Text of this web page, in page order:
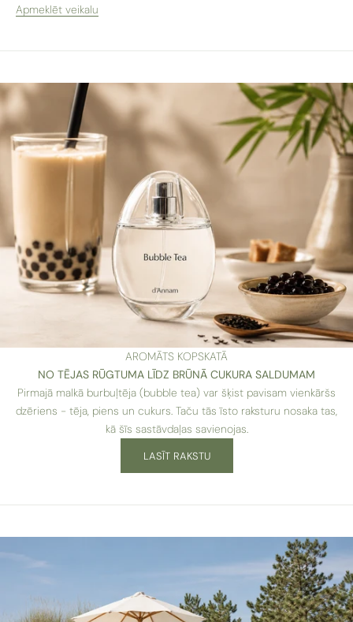
Apmeklēt veikalu
AROMĀTS KOPSKATĀ
NO TĒJAS RŪGTUMA LĪDZ BRŪNĀ CUKURA SALDUMAM
Pirmajā malkā burbuļtēja (bubble tea) var šķist pavisam vienkāršs
dzēriens - tēja, piens un cukurs. Taču tās īsto raksturu nosaka tas,
kā šīs sastāvdaļas savienojas.
LASĪT RAKSTU